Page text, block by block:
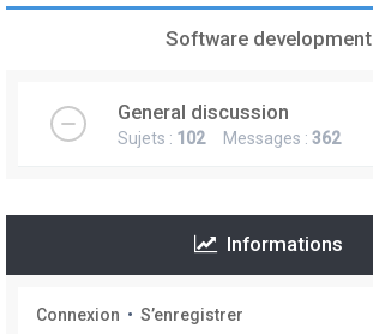
Software development
General discussion
Sujets : 102Messages : 362
Informations
Connexion • S’enregistrer